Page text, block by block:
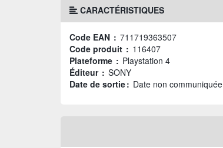
CARACTÉRISTIQUES
Code EAN : 711719363507
Code produit : 116407
Plateforme : Playstation 4
Éditeur : SONY
Date de sortie : Date non communiquée